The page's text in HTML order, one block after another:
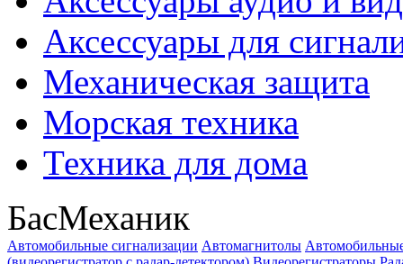
Аксессуары для
Механическая защита
Морская техника
Техника для дома
БасМеханик
Автомобильные сигнализации Автомагнитолы